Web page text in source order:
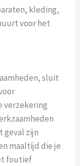
kleding,
voor het
sluit
verzekering
geval zijn
maaltijd die je
foutief